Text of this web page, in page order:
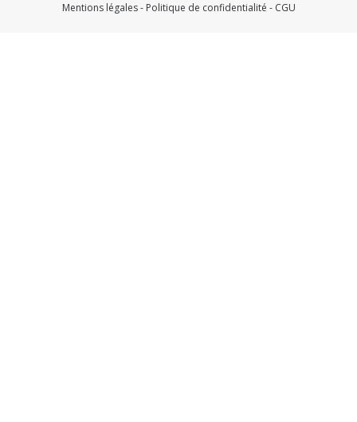
Mentions légales- Politique de confidentialité - CGU